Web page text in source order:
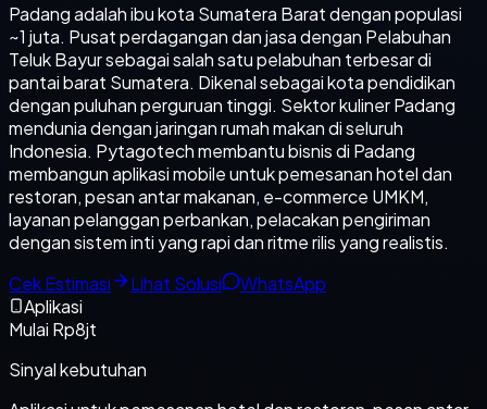
Padang adalah ibu kota Sumatera Barat dengan populasi
~1 juta. Pusat perdagangan dan jasa dengan Pelabuhan
Teluk Bayur sebagai salah satu pelabuhan terbesar di
pantai barat Sumatera. Dikenal sebagai kota pendidikan
dengan puluhan perguruan tinggi. Sektor kuliner Padang
mendunia dengan jaringan rumah makan di seluruh
Indonesia. Pytagotech membantu bisnis di Padang
membangun aplikasi mobile untuk pemesanan hotel dan
restoran, pesan antar makanan, e-commerce UMKM,
layanan pelanggan perbankan, pelacakan pengiriman
dengan sistem inti yang rapi dan ritme rilis yang realistis.
Cek Estimasi
Lihat Solusi
WhatsApp
Aplikasi
Mulai Rp8jt
Sinyal kebutuhan